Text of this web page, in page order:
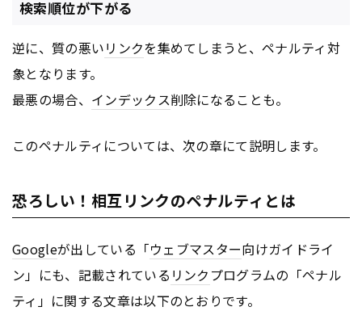
検索順位が下がる
逆に、質の悪いリンクを集めてしまうと、ペナルティ対
象となります。
最悪の場合、 インデックス削除になることも。
このペナルティについては、次の章にて説明します。
恐ろしい！相互リンクのペナルティとは
Googleが出している「ウェブマスター向けガイドライ
ン」にも、記載されている リンク プログラムの「ペナル
ティ」に関する文章は以下のとおりです。